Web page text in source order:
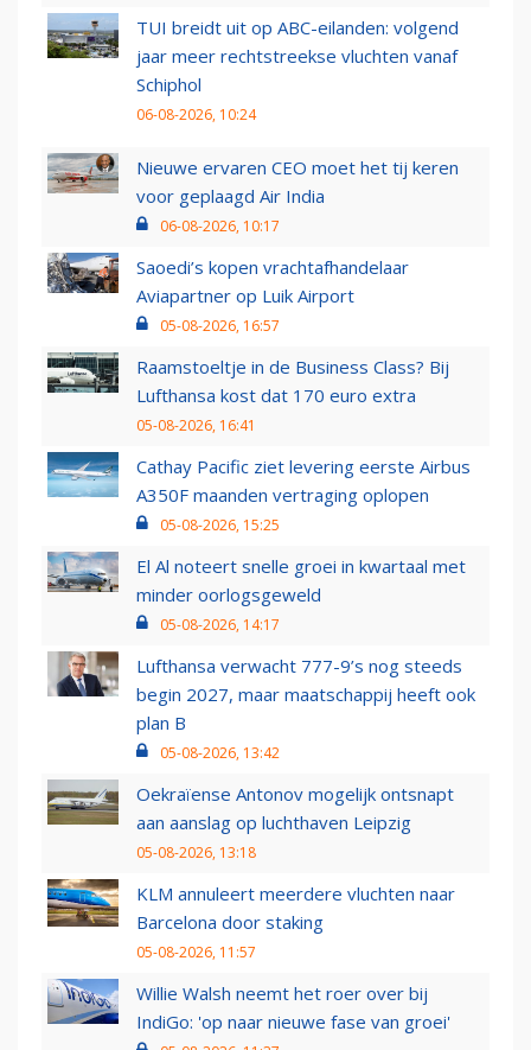
TUI breidt uit op ABC-eilanden: volgend
jaar meer rechtstreekse vluchten vanaf
Schiphol
06-08-2026, 10:24
Nieuwe ervaren CEO moet het tij keren
voor geplaagd Air India
06-08-2026, 10:17
Saoedi’s kopen vrachtafhandelaar
Aviapartner op Luik Airport
05-08-2026, 16:57
Raamstoeltje in de Business Class? Bij
Lufthansa kost dat 170 euro extra
05-08-2026, 16:41
Cathay Pacific ziet levering eerste Airbus
A350F maanden vertraging oplopen
05-08-2026, 15:25
El Al noteert snelle groei in kwartaal met
minder oorlogsgeweld
05-08-2026, 14:17
Lufthansa verwacht 777-9’s nog steeds
begin 2027, maar maatschappij heeft ook
plan B
05-08-2026, 13:42
Oekraïense Antonov mogelijk ontsnapt
aan aanslag op luchthaven Leipzig
05-08-2026, 13:18
KLM annuleert meerdere vluchten naar
Barcelona door staking
05-08-2026, 11:57
Willie Walsh neemt het roer over bij
IndiGo: 'op naar nieuwe fase van groei'